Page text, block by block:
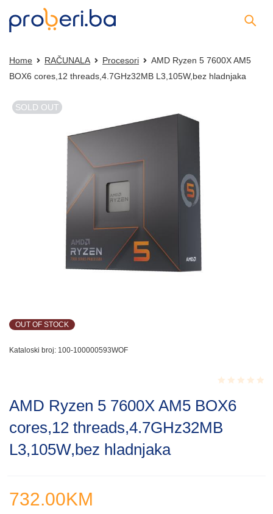
Home RAČUNALA Procesori
AMD Ryzen 5 7600X AM5
BOX6 cores,12 threads,4.7GHz32MB L3,105W,bez hladnjaka
SOLD OUT
OUT OF STOCK
Kataloski broj: 100-100000593WOF
0.001
of
5
AMD Ryzen 5 7600X AM5 BOX6
cores,12 threads,4.7GHz32MB
L3,105W,bez hladnjaka
732.00KM